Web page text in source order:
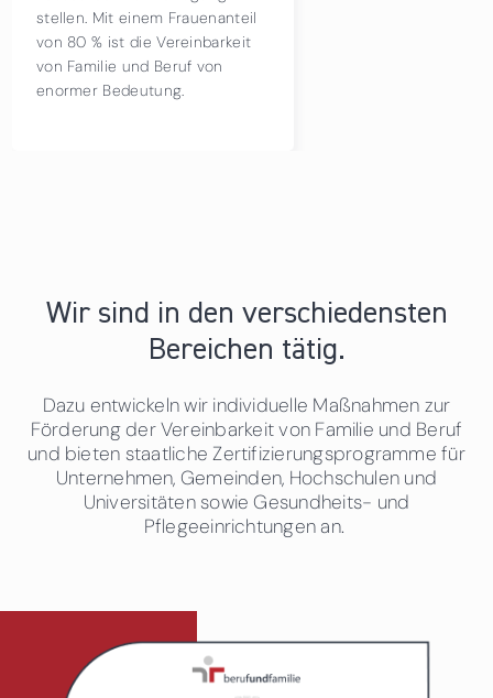
Wir sind in den verschiedensten
Bereichen tätig.
Dazu entwickeln wir individuelle Maßnahmen zur
Förderung der Vereinbarkeit von Familie und Beruf
und bieten staatliche Zertifizierungsprogramme für
Unternehmen, Gemeinden, Hochschulen und
Universitäten sowie Gesundheits- und
Pflegeeinrichtungen an.